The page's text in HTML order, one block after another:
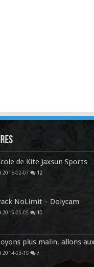
de Kite Jaxsun Sports
2016-02-07 12
NoLimit – Dolycam
2015-05-05 10
plus malin, allons
2014-03-10 7